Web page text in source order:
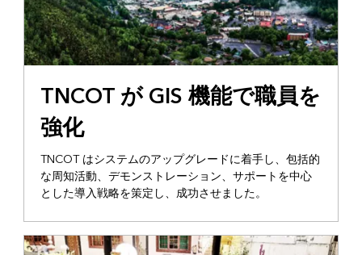
TNCOT が GIS 機能で職員を
強化
TNCOT はシステムのアップグレードに着手し、包括的
な周知活動、デモンストレーション、サポートを中心
とした導入戦略を策定し、成功させました。